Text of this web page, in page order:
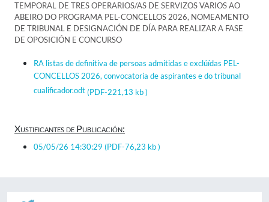
TEMPORAL DE TRES OPERARIOS/AS DE SERVIZOS VARIOS AO
ABEIRO DO PROGRAMA PEL-CONCELLOS 2026, NOMEAMENTO
DE TRIBUNAL E DESIGNACIÓN DE DÍA PARA REALIZAR A FASE
DE OPOSICIÓN E CONCURSO
RA listas de definitiva de persoas admitidas e exclúídas PEL-
CONCELLOS 2026, convocatoria de aspirantes e do tribunal
cualificador.odt(PDF-221,13 kb )
Xustificantes de Publicación:
05/05/26 14:30:29 (PDF-76,23 kb )